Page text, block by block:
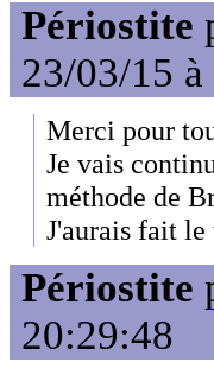
Périostite
23/03/15
Merci pour
Je vais
méthode de
J'aurais fait
Périostite
20:29:48